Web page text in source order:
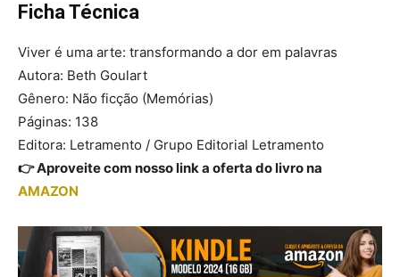
Ficha Técnica
Viver é uma arte: transformando a dor em palavras
Autora: Beth Goulart
Gênero: Não ficção (Memórias)
Páginas: 138
Editora: Letramento / Grupo Editorial Letramento
👉 Aproveite com nosso link a oferta do livro na
AMAZON